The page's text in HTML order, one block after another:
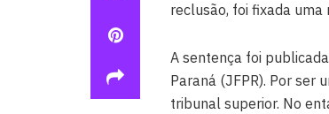
reclusão, foi fixada
A sentença foi
Paraná (JFPR). Por ser
tribunal superior. No